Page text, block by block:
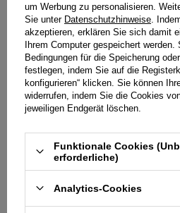
DREAMS - WEISSE STILETTOS MIT Z
IRKONEN VERZIERT
229,00 €
STYLING KAUFEN
um Werbung zu personalisieren.
Sie unter Datenschutzhinweise .
akzeptieren, erklären Sie sich damit
Ihrem Computer gespeichert werden.
Bedingungen für die Speicherung
festlegen, indem Sie auf die
konfigurieren“ klicken. Sie können
widerrufen, indem Sie die Cookies
jeweiligen Endgerät löschen.
Funktionale Cookies
erforderliche)
Analytics-Cookies